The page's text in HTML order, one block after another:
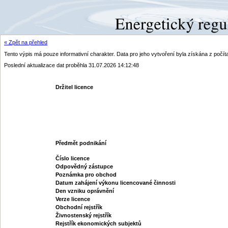
« Zpět na přehled
Tento výpis má pouze informativní charakter. Data pro jeho vytvoření byla získána z
Poslední aktualizace dat proběhla 31.07.2026 14:12:48
Držitel licence
Předmět podnikání
Číslo licence
Odpovědný zástupce
Poznámka pro obchod
Datum zahájení výkonu licencované činnosti
Den vzniku oprávnění
Verze licence
Obchodní rejstřík
Živnostenský rejstřík
Rejstřík ekonomických subjektů